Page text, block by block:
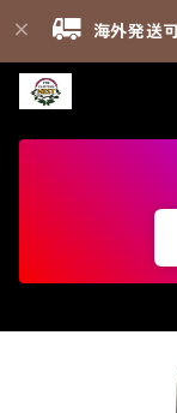
海外発